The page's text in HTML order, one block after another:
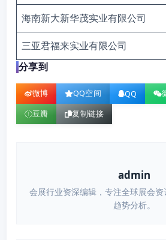
海南新大新华茂实业有限公司
三亚君福来实业有限公司
分享到
微博 QQ空间 QQ
豆瓣
复制链接
admin
会展行业资深编辑，专注全球展会
趋势分析。